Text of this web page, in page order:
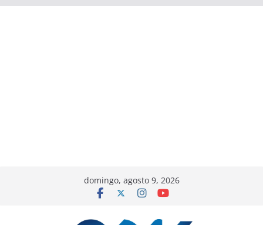
domingo, agosto 9, 2026